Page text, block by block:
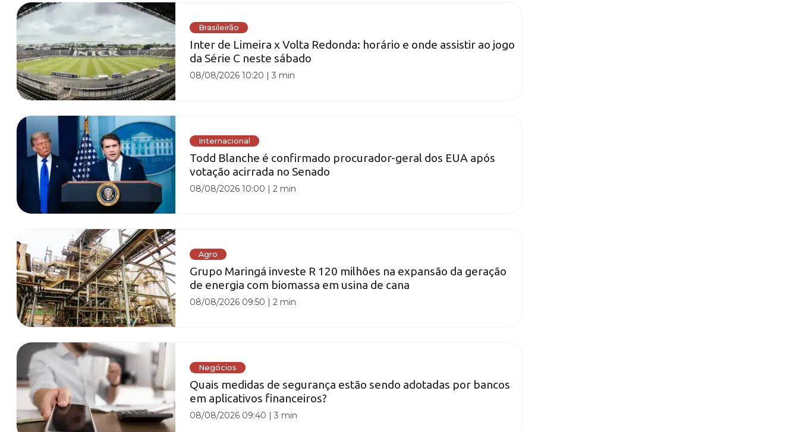
Brasileirão
Inter de Limeira x Volta Redonda: horário e onde assistir ao jogo
da Série C neste sábado
08/08/2026 10:20 |3 min
Internacional
Todd Blanche é confirmado procurador-geral dos EUA após
votação acirrada no Senado
08/08/2026 10:00 |2 min
Agro
Grupo Maringá investe R 120 milhões na expansão da geração
de energia com biomassa em usina de cana
08/08/2026 09:50 |2 min
Negócios
Quais medidas de segurança estão sendo adotadas por bancos
em aplicativos financeiros?
08/08/2026 09:40 |3 min